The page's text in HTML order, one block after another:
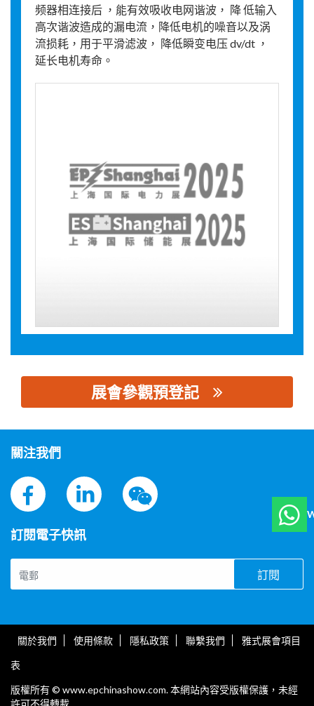
频器相连接后 ，能有效吸收电网谐波， 降 低输入
高次谐波造成的漏电流，降低电机的噪音以及涡
流损耗，用于平滑滤波， 降低瞬变电压 dv/dt ，
延长电机寿命。
展會參觀預登記
關注我們
訂閱電子快訊
訂閱
關於我們 使用條款 隱私政策 聯繫我們 雅式展會項目
表
版權所有 © www.epchinashow.com. 本網站內容受版權保護，未經
許可不得轉載.